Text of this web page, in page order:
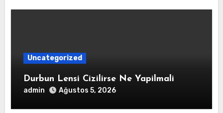
Uncategorized
Durbun Lensi Cizilirse Ne Yapilmali
admin Ağustos 5, 2026